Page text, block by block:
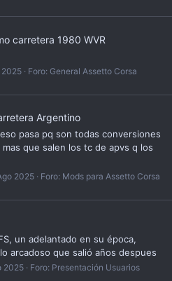
carretera 1980 WVR
2025 Foro: General Assetto Corsa
Argentino
pasa pq son todas conversiones
que salen los tc de apvs q los
2025 Foro: Mods para Assetto Corsa
un adelantado en su época,
arcadoso que salió años despues
2025 Foro: Presentación Usuarios